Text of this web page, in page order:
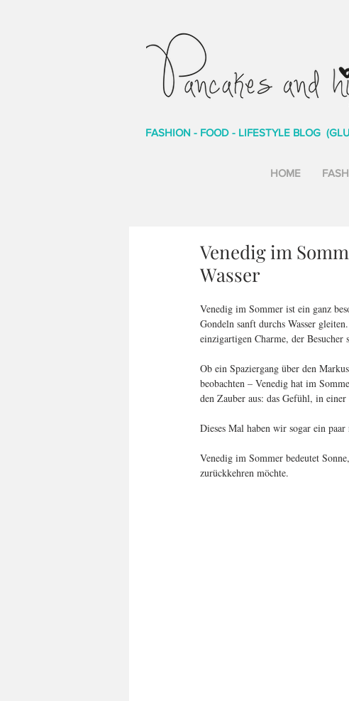
FASHION - FOOD - LIFESTYLE BLOG
HOME
Venedig im
Wasser
Venedig im Sommer ist ein ganz
Gondeln sanft durchs Wasser
einzigartigen Charme, der Besucher
Ob ein Spaziergang über den
beobachten – Venedig hat im
den Zauber aus: das Gefühl, in
Dieses Mal haben wir sogar ein
Venedig im Sommer bedeutet
zurückkehren möchte.